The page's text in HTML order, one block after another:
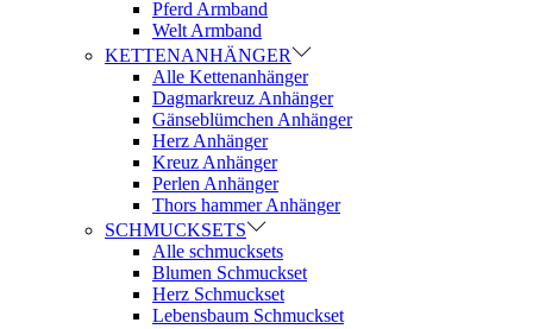
Pferd Armband
Welt Armband
KETTENANHÄNGER
Alle Kettenanhänger
Dagmarkreuz Anhänger
Gänseblümchen Anhänger
Herz Anhänger
Kreuz Anhänger
Perlen Anhänger
Thors hammer Anhänger
SCHMUCKSETS
Alle schmucksets
Blumen Schmuckset
Herz Schmuckset
Lebensbaum Schmuckset